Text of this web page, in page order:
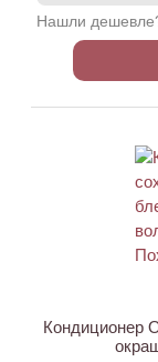
Нашли
Кондиционер